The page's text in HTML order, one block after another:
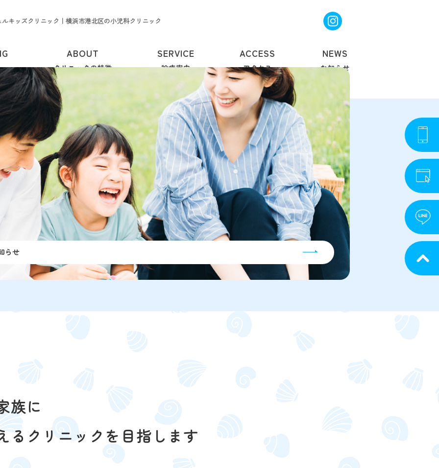
キッズクリニック｜横浜市港北区の小児科クリニック
ABOUT
クリニックの特徴
SERVICE
診療案内
ACCESS
アクセス
NEWS
お知らせ
らせ
族に
るクリニックを目指します